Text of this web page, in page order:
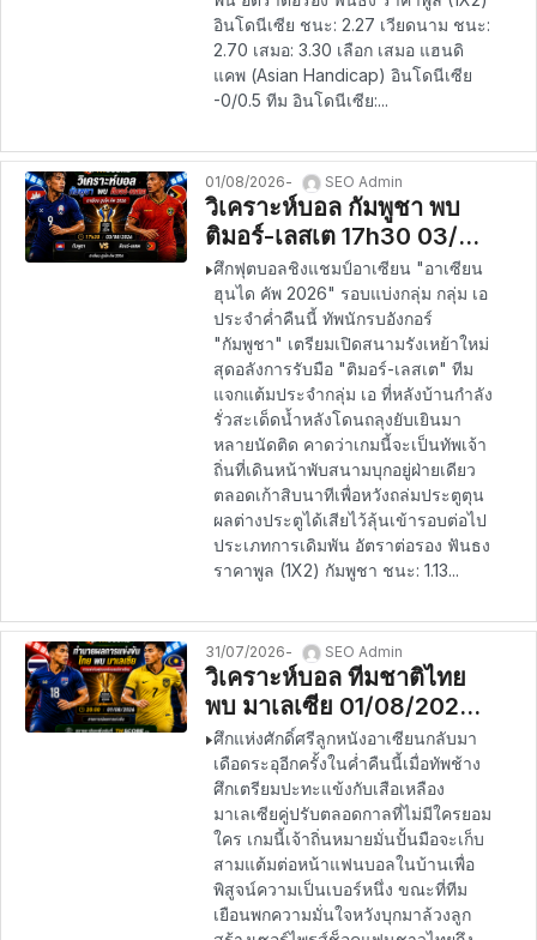
อินโดนีเซีย ชนะ: 2.27 เวียดนาม ชนะ:
2.70 เสมอ: 3.30 เลือก เสมอ แฮนดิ
แคพ (Asian Handicap) อินโดนีเซีย
-0/0.5 ทีม อินโดนีเซีย:...
01/08/2026 SEO Admin
วิเคราะห์บอล กัมพูชา พบ
ติมอร์-เลสเต 17h30 03/08
– อาเซียน ฮุนได คัพ 2026
ศึกฟุตบอลชิงแชมป์อาเซียน "อาเซียน
ฮุนได คัพ 2026" รอบแบ่งกลุ่ม กลุ่ม เอ
ประจำค่ำคืนนี้ ทัพนักรบอังกอร์
"กัมพูชา" เตรียมเปิดสนามรังเหย้าใหม่
สุดอลังการรับมือ "ติมอร์-เลสเต" ทีม
แจกแต้มประจำกลุ่ม เอ ที่หลังบ้านกำลัง
รั่วสะเด็ดน้ำหลังโดนถลุงยับเยินมา
หลายนัดติด คาดว่าเกมนี้จะเป็นทัพเจ้า
ถิ่นที่เดินหน้าพับสนามบุกอยู่ฝ่ายเดียว
ตลอดเก้าสิบนาทีเพื่อหวังถล่มประตูตุน
ผลต่างประตูได้เสียไว้ลุ้นเข้ารอบต่อไป
ประเภทการเดิมพัน อัตราต่อรอง ฟันธง
ราคาพูล (1X2) กัมพูชา ชนะ: 1.13...
31/07/2026 SEO Admin
วิเคราะห์บอล ทีมชาติไทย
พบ มาเลเซีย 01/08/2026 –
ฟุตบอลชิงแชมป์อาเซียน
ศึกแห่งศักดิ์ศรีลูกหนังอาเซียนกลับมา
เดือดระอุอีกครั้งในค่ำคืนนี้เมื่อทัพช้าง
ศึกเตรียมปะทะแข้งกับเสือเหลือง
มาเลเซียคู่ปรับตลอดกาลที่ไม่มีใครยอม
ใคร เกมนี้เจ้าถิ่นหมายมั่นปั้นมือจะเก็บ
สามแต้มต่อหน้าแฟนบอลในบ้านเพื่อ
พิสูจน์ความเป็นเบอร์หนึ่ง ขณะที่ทีม
เยือนพกความมั่นใจหวังบุกมาล้วงลูก